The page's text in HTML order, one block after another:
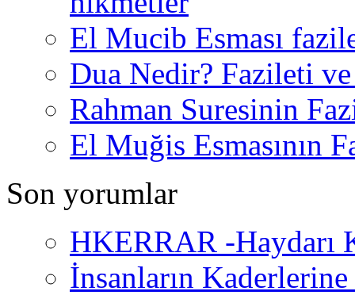
El Mucib Esması
Dua Nedir? Fazileti
Rahman Suresinin
El Muğis Esmasının
Son yorumlar
HKERRAR -Haydarı
İnsanların